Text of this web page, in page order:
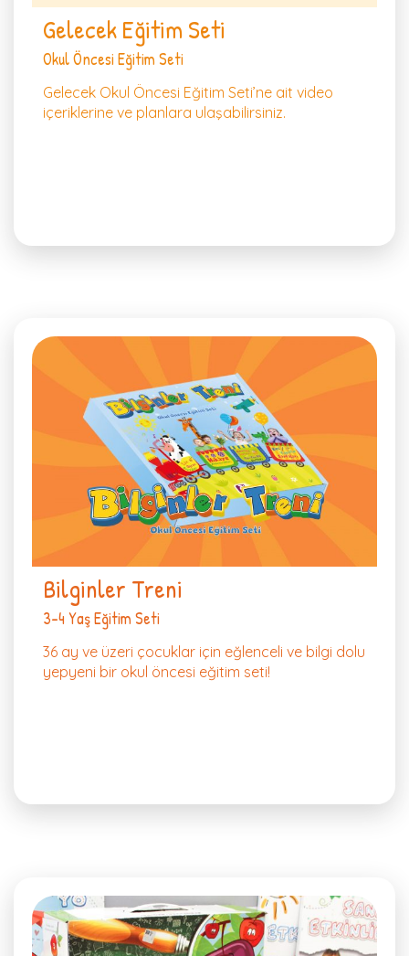
Gelecek Eğitim Seti
Okul Öncesi Eğitim Seti
Gelecek Okul Öncesi Eğitim Seti’ne ait video
içeriklerine ve planlara ulaşabilirsiniz.
Bilginler Treni
3-4 Yaş Eğitim Seti
36 ay ve üzeri çocuklar için eğlenceli ve bilgi dolu
yepyeni bir okul öncesi eğitim seti!